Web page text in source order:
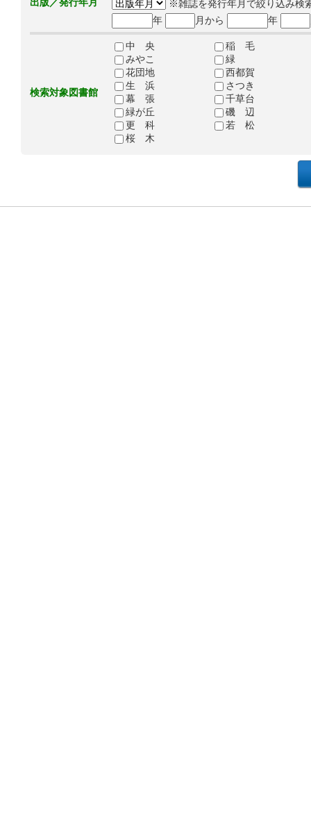
※雑誌を発行年月で絞り込み検
年
月から 年
検索対象図書館
中 央
稲 毛
みやこ
緑
花団地
西都賀
生 浜
さつき
幕 張
千草台
緑が丘
磯 辺
更 科
若 松
桜 木